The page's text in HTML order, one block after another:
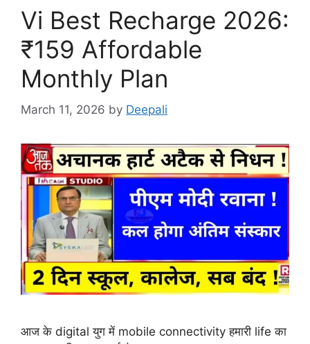
Vi Best Recharge 2026:
₹159 Affordable
Monthly Plan
March 11, 2026 by Deepali
आज के digital युग में mobile connectivity हमारी life का